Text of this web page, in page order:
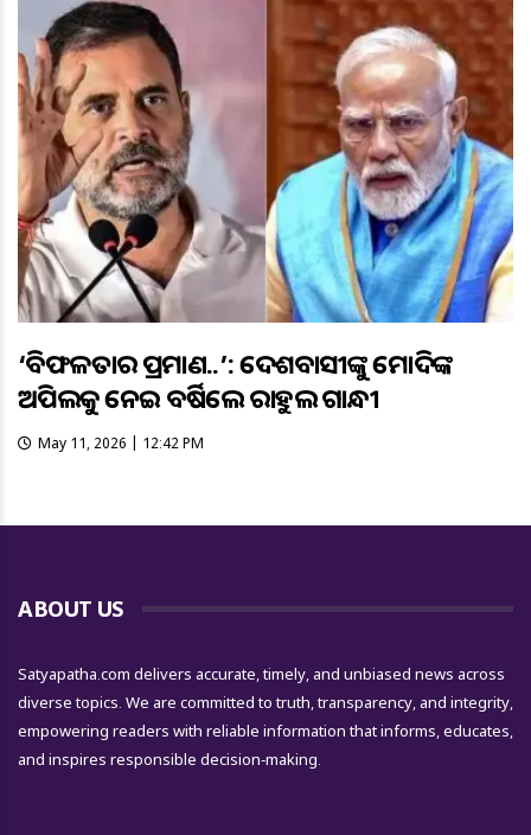
‘ବିଫଳତାର ପ୍ରମାଣ..’: ଦେଶବାସୀଙ୍କୁ ମୋଦିଙ୍କ
ଅପିଲକୁ ନେଇ ବର୍ଷିଲେ ରାହୁଲ ଗାନ୍ଧୀ
May 11, 2026 | 12:42 PM
ABOUT US
Satyapatha.com delivers accurate, timely, and unbiased news across
diverse topics. We are committed to truth, transparency, and integrity,
empowering readers with reliable information that informs, educates,
and inspires responsible decision-making.